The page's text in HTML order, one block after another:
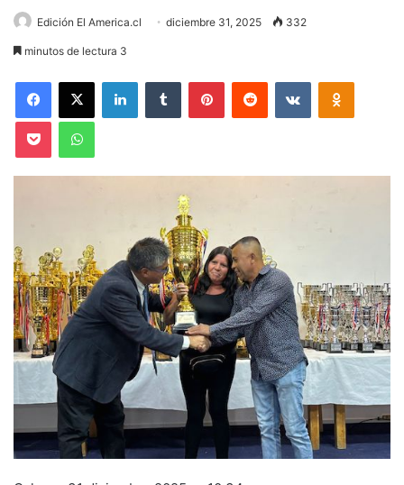
Edición El America.cl diciembre 31, 2025 332
minutos de lectura 3
Facebook
X LinkedInTumblr PinterestReddit VKontakte
Pocket WhatsApp